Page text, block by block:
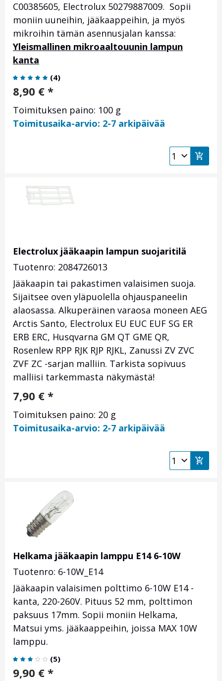
C00385605, Electrolux 50279887009. Sopii
moniin uuneihin, jääkaappeihin, ja myös
mikroihin tämän asennusjalan kanssa:
Yleismallinen mikroaaltouunin lampun
kanta
(4)
8,90 € *
Toimituksen paino: 100 g
Toimitusaika-arvio: 2-7 arkipäivää
Electrolux jääkaapin lampun suojaritilä
Tuotenro: 2084726013
Jääkaapin tai pakastimen valaisimen suoja.
Sijaitsee oven yläpuolella ohjauspaneelin
alaosassa. Alkuperäinen varaosa moneen AEG
Arctis Santo, Electrolux EU EUC EUF SG ER
ERB ERC, Husqvarna GM QT GME QR,
Rosenlew RPP RJK RJP RJKL, Zanussi ZV ZVC
ZVF ZC -sarjan malliin. Tarkista sopivuus
malliisi tarkemmasta näkymästä!
7,90 € *
Toimituksen paino: 20 g
Toimitusaika-arvio: 2-7 arkipäivää
Helkama jääkaapin lamppu E14 6-10W
Tuotenro: 6-10W_E14
Jääkaapin valaisimen polttimo 6-10W E14 -
kanta, 220-260V. Pituus 52 mm, polttimon
paksuus 17mm. Sopii moniin Helkama,
Matsui yms. jääkaappeihin, joissa MAX 10W
lamppu.
(5)
9,90 € *